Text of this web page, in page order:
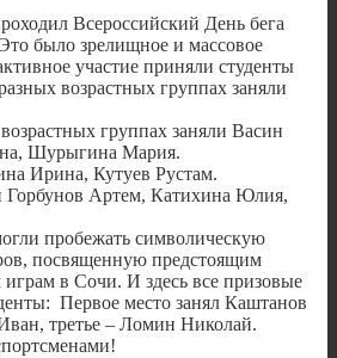
Всероссийский День бега
было зрелищное и массовое
участие приняли студенты
возрастных группах заняли
группах заняли Васин
Шурыгина Мария.
Ирина, Кутуев Рустам.
Горбунов Артем, Катихина Юлия,
пробежать символическую
посвященную предстоящим
в Сочи. И здесь все призовые
Первое место занял Каштанов
третье – Ломин Николай.